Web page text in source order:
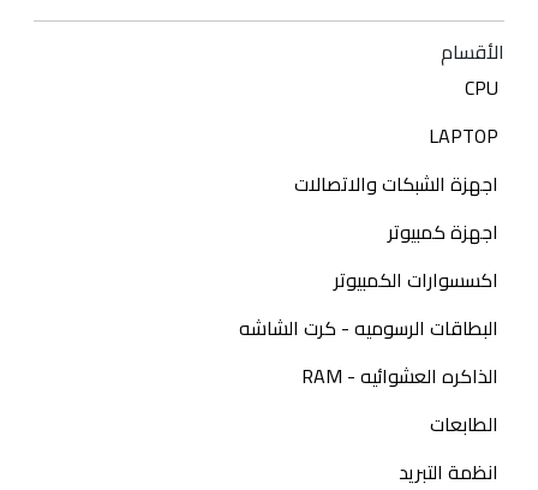
الأقسام
CPU
LAPTOP
اجهزة الشبكات والاتصالات
اجهزة كمبيوتر
اكسسوارات الكمبيوتر
البطاقات الرسوميه - كرت الشاشه
الذاكره العشوائيه - RAM
الطابعات
انظمة التبريد